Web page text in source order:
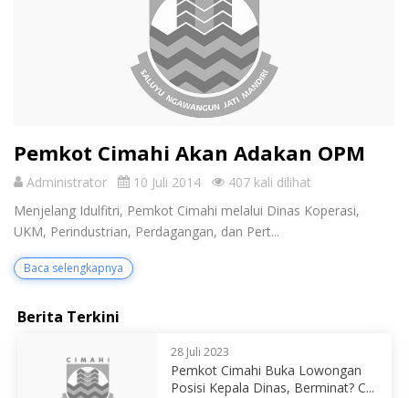
Pemkot Cimahi Akan Adakan OPM
Administrator 10 Juli 2014
407 kali dilihat
Menjelang Idulfitri, Pemkot Cimahi melalui Dinas Koperasi,
UKM, Perindustrian, Perdagangan, dan Pert...
Baca selengkapnya
Berita Terkini
28 Juli 2023
Pemkot Cimahi Buka Lowongan
Posisi Kepala Dinas, Berminat? C...